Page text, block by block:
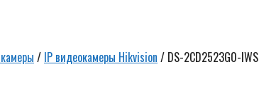
/ IP видеокамеры Hikvision / DS-2CD2523G0-IWS